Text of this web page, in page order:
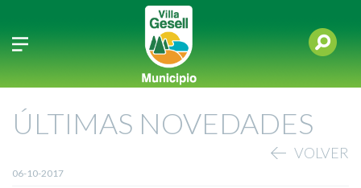
ÚLTIMAS NOVEDADES
VOLVER
06-10-2017